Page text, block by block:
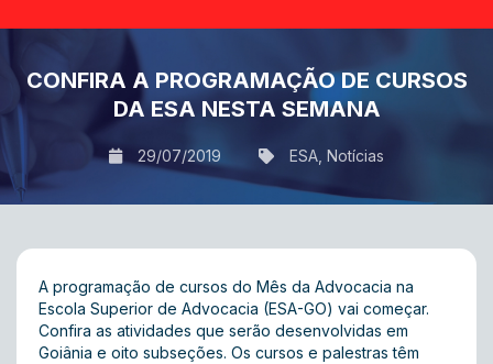
CONFIRA A PROGRAMAÇÃO DE CURSOS
DA ESA NESTA SEMANA
29/07/2019 ESA Notícias
A programação de cursos do Mês da Advocacia na
Escola Superior de Advocacia (ESA-GO) vai começar.
Confira as atividades que serão desenvolvidas em
Goiânia e oito subseções. Os cursos e palestras têm